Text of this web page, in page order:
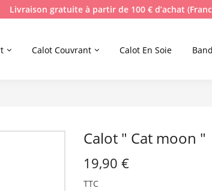
Livraison gratuite à partir de 100 € d’achat
Calot Couvrant Calot En Soie
Calot " Cat moon "
19,90 €
TTC